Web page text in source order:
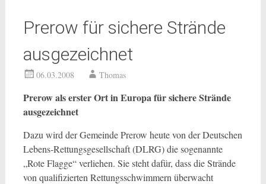
Prerow für sichere Strände
ausgezeichnet
06.03.2008 Thomas
Prerow als erster Ort in Europa für sichere Strände
ausgezeichnet
Dazu wird der Gemeinde Prerow heute von der Deutschen
Lebens-Rettungsgesellschaft (DLRG) die sogenannte
„Rote Flagge“ verliehen. Sie steht dafür, dass die Strände
von qualifizierten Rettungsschwimmern überwacht